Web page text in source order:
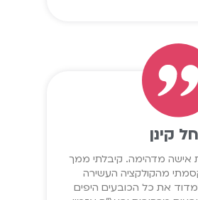
קינן
מדהימה. קיבלתי ממך
מהקולקציה העשירה
את כל הכובעים היפים